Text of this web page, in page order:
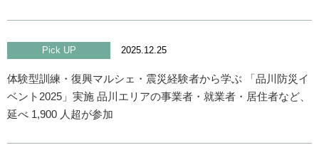
Pick UP 2025.12.25
体験型訓練・復興マルシェ・震災経験者から学ぶ 「品川防災イ
ベント2025」実施 品川エリアの事業者・就業者・居住者など、
延べ 1,900 人超が参加